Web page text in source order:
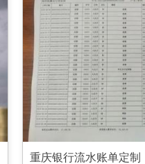
重庆银行流水账单定